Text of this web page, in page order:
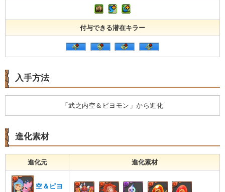
付与できる潜在キラー
入手方法
「武之内空＆ピヨモン」から進化
進化素材
進化元 進化素材
空＆ピヨ